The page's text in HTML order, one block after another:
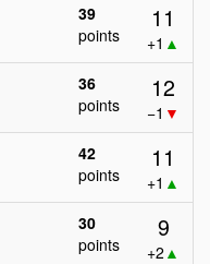
39
points
11
+1 ▲
36
points
12
−1 ▼
42
points
11
+1 ▲
30
points
9
+2 ▲